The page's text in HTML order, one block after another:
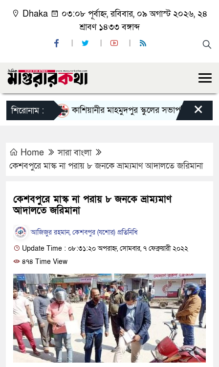
Dhaka
০৩:০৮ পূর্বাহ্ন, রবিবার, ০৯ অগাস্ট ২০২৬, ২৪
শ্রাবণ ১৪৩৩ বঙ্গাব্দ
শিরোনাম : কাশিয়ানীর মাহমুদপুর স্কুলের সভাপতি হলেন গোবিন্দ
×
Home
সারা বাংলা
কেশবপুরে মাস্ক না পরায় ৮ জনকে ভ্রাম্যমাণ আদালতে জরিমানা
কেশবপুরে মাস্ক না পরায় ৮ জনকে ভ্রাম্যমাণ
আদালতে জরিমানা
আজিজুর রহমান, কেশবপুর (যশোর) প্রতিনিধি
Update Time : ০৮:৩১:২০ অপরাহ্ন, সোমবার, ৭ ফেব্রুয়ারী ২০২২
৪৭৪ Time View